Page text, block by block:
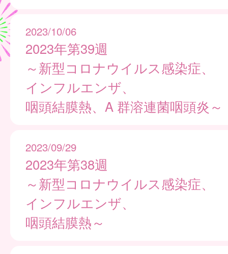
2023/10/06
2023年第39週
～新型コロナウイルス感染症、
インフルエンザ、
咽頭結膜熱、A 群溶連菌咽頭炎～
2023/09/29
2023年第38週
～新型コロナウイルス感染症、
インフルエンザ、
咽頭結膜熱～